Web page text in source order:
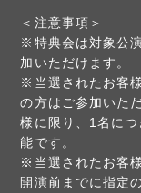
＜注意事項＞
※特典会は対象公
加いただけます。
※当選されたお客
の方はご参加いた
様に限り、1名に
能です。
※当選されたお客
開演前までに指定